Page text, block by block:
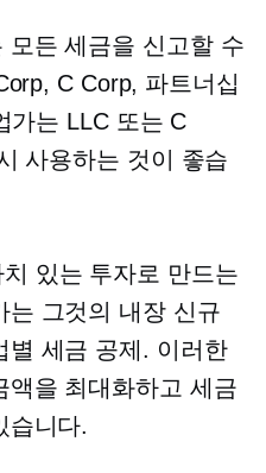
모든 세금을 신고할 수
C Corp, 파트너십
가는 LLC 또는 C
사용하는 것이 좋습
있는 투자로 만드는
는 그것의 내장신규
별 세금 공제. 이러한
액을 최대화하고 세금
습니다.